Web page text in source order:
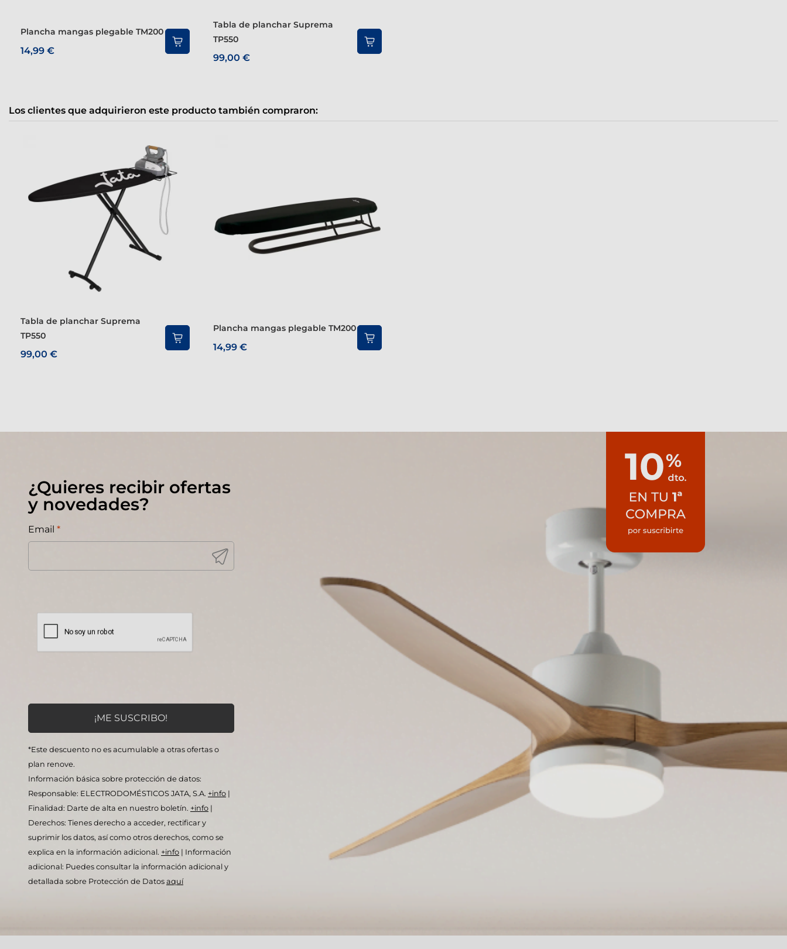
Plancha mangas plegable TM200
14,99 €
Tabla de planchar Suprema
TP550
99,00 €
Los clientes que adquirieron este producto también compraron:
Tabla de planchar Suprema
TP550
99,00 €
Plancha mangas plegable TM200
14,99 €
¿Quieres recibir ofertas
y novedades?
Email *
*Este descuento no es acumulable a otras ofertas o
plan renove.
Información básica sobre protección de datos:
Responsable: ELECTRODOMÉSTICOS JATA, S.A. +info |
Finalidad: Darte de alta en nuestro boletín. +info |
Derechos: Tienes derecho a acceder, rectificar y
suprimir los datos, así como otros derechos, como se
explica en la información adicional. +info | Información
adicional: Puedes consultar la información adicional y
detallada sobre Protección de Datos aquí